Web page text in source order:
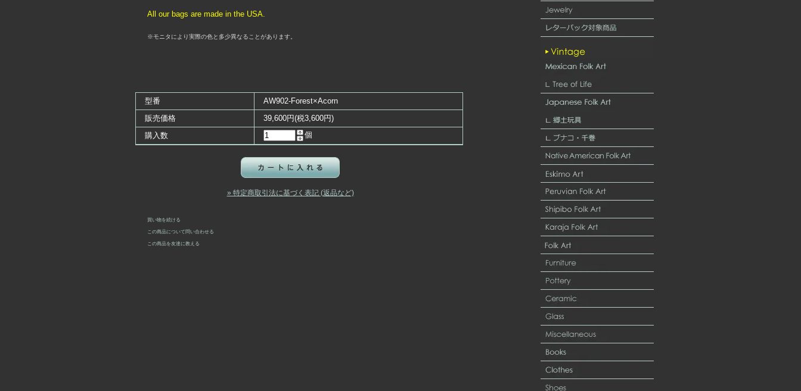
All our bags are made in the USA.
※モニタにより実際の色と多少異なることがあります。
型番
AW902-Forest×Acorn
販売価格
39,600円(税3,600円)
購入数
個
» 特定商取引法に基づく表記 (返品など)
買い物を続ける
この商品について問い合わせる
この商品を友達に教える